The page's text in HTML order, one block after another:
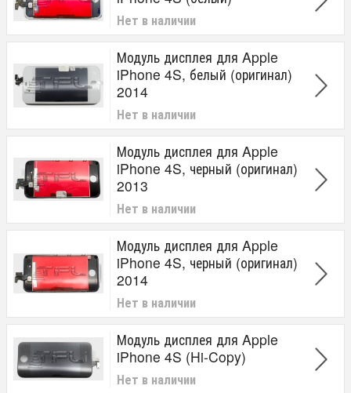
Нет в наличии
Модуль дисплея для Apple
iPhone 4S, белый (оригинал)
2014
Нет в наличии
Модуль дисплея для Apple
iPhone 4S, черный (оригинал)
2013
Нет в наличии
Модуль дисплея для Apple
iPhone 4S, черный (оригинал)
2014
Нет в наличии
Модуль дисплея для Apple
iPhone 4S (Hi-Copy)
Нет в наличии